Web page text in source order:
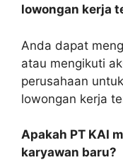
lowongan kerja
Anda dapat
atau mengikuti
perusahaan
lowongan kerja
Apakah PT KAI
karyawan baru?